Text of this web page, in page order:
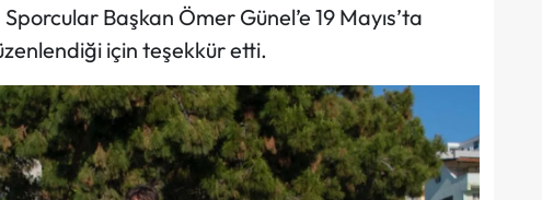
Başkan Ömer Günel’e 19 Mayıs’ta
için teşekkür etti.